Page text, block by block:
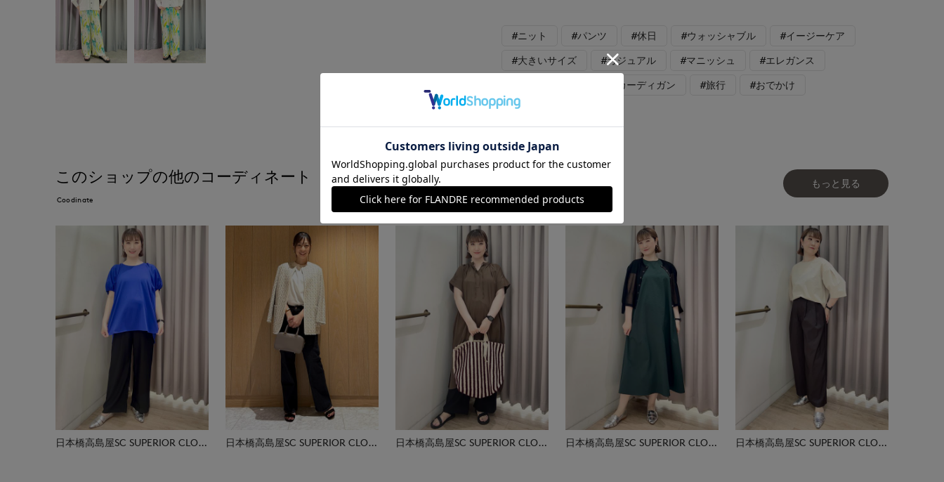
#ニット #パンツ #休日 #ウォッシャブル #イージーケア
#大きいサイズ #カジュアル #マニッシュ #エレガンス
#カーディガン #旅行 #おでかけ
このショップの他のコーディネート
Coodinate
もっと見る
日本橋高島屋SC SUPERIOR CLOSET 日本橋高島屋SC SUPERIOR CLOSET 日本橋高島屋SC SUPERIOR CLOSET 日本橋高島屋SC SUPERIOR CLOSET 日本橋高島屋SC SUPERIOR CLOSET